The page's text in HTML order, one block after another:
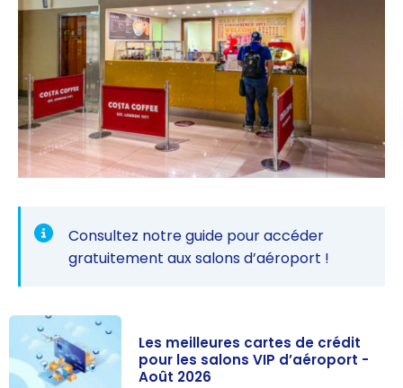
Consultez notre guide pour accéder
gratuitement aux salons d’aéroport !
Les meilleures cartes de crédit
pour les salons VIP d’aéroport -
Août 2026